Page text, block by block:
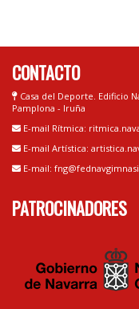
CONTACTO
Casa del Deporte. Edificio
Pamplona - Iruña
E-mail Rítmica:
E-mail Artística:
E-mail:
PATROCINADORES